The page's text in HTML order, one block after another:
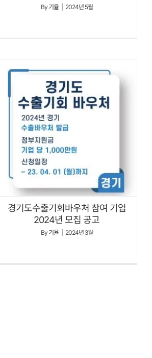
By기율 2024년 5월
경기도수출기회바우처 참여 기업
2024년 모집 공고
By기율 2024년 3월